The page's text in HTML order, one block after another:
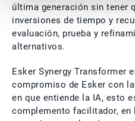
última generación sin tener
inversiones de tiempo y
evaluación, prueba y
alternativos.
Esker Synergy Transformer
compromiso de Esker con
en que entiende la IA, esto
complemento facilitador, en